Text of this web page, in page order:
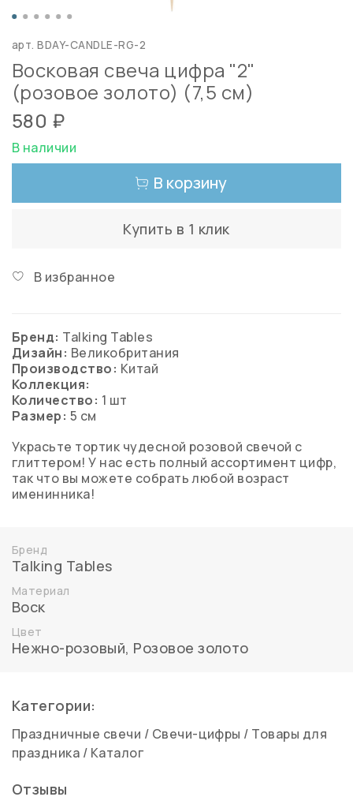
арт.BDAY-CANDLE-RG-2
Восковая свеча цифра "2"
(розовое золото) (7,5 см)
580 ₽
В наличии
В корзину
Купить в 1 клик
В избранное
Бренд: Talking Tables
Дизайн: Великобритания
Производство: Китай
Коллекция:
Количество: 1 шт
Размер: 5 см
Украсьте тортик чудесной розовой свечой с
глиттером! У нас есть полный ассортимент цифр,
так что вы можете собрать любой возраст
именинника!
Бренд
Talking Tables
Материал
Воск
Цвет
Нежно-розовый, Розовое золото
Категории:
Праздничные свечи / Свечи-цифры / Товары для
праздника / Каталог
Отзывы